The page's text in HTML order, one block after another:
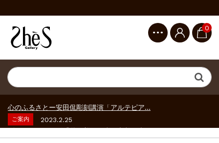
0
ご案内
2023.2.25
ギャラリーシーズ「秋の美術散歩 京都・大...
砂澤ビッキ展 －砂澤ビッキの生きた時代－...
ご案内
2023.4.25
ご案内
2023.2.25
ギャラリーシーズ「秋の美術散歩 京都・大...